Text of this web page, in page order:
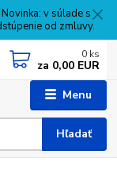
v súlade s
od zmluvy.
Menu
Hľadať
0 ks
za 0,00 EUR